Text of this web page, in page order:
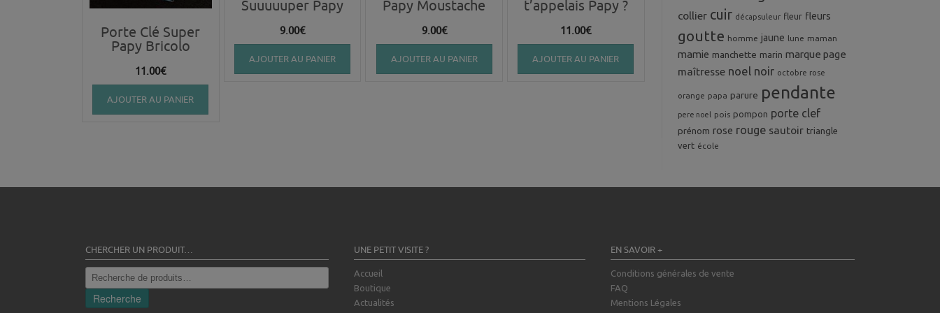
Porte Clé Super
Papy Bricolo
11.00€
AJOUTER AU PANIER
Suuuuuper Papy
9.00€
AJOUTER AU PANIER
Papy Moustache
9.00€
AJOUTER AU PANIER
t’appelais Papy ?
11.00€
AJOUTER AU PANIER
collier cuir décapsuleur fleur fleurs
goutte homme jaune lune maman
mamie manchette marin marque page
maîtresse noel noir octobre rose
orange papa parure pendante
pere noel pois pompon porte clef
prénom rose rouge sautoir triangle
vert école
CHERCHER UN PRODUIT…
Recherche
pour :
Recherche
UNE PETIT VISITE ?
Accueil
Boutique
Actualités
EN SAVOIR +
Conditions générales de vente
FAQ
Mentions Légales